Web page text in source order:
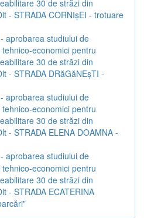
30 de străzi din
- STRADA CORNIşEI - trotuare
aprobarea studiului de
economici pentru
30 de străzi din
- STRADA DRăGăNEşTI -
aprobarea studiului de
economici pentru
30 de străzi din
- STRADA ELENA DOAMNA -
aprobarea studiului de
economici pentru
30 de străzi din
- STRADA ECATERINA